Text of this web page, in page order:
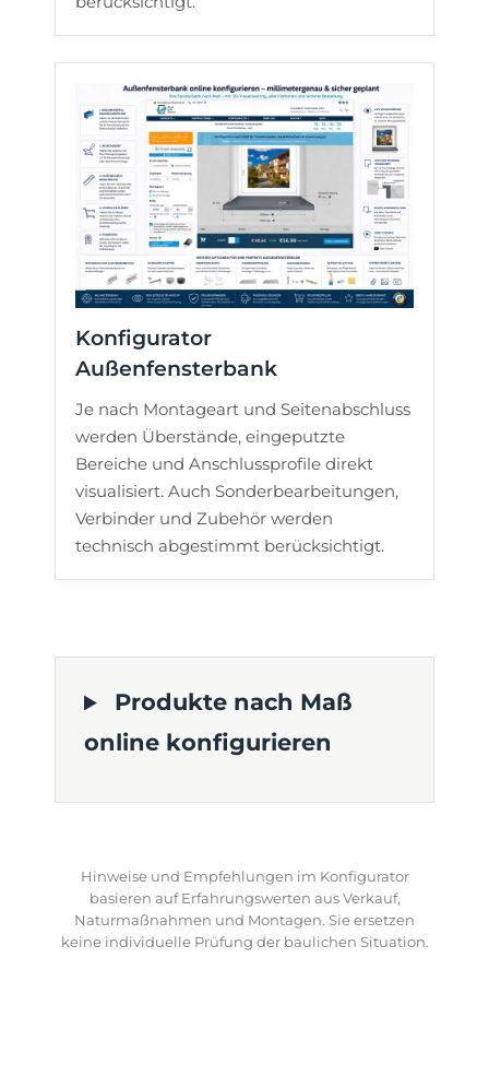
Konfigurator
Außenfensterbank
Je nach Montageart und Seitenabschluss
werden Überstände, eingeputzte
Bereiche und Anschlussprofile direkt
visualisiert. Auch Sonderbearbeitungen,
Verbinder und Zubehör werden
technisch abgestimmt berücksichtigt.
Produkte nach Maß
online konfigurieren
Hinweise und Empfehlungen im Konfigurator
basieren auf Erfahrungswerten aus Verkauf,
Naturmaßnahmen und Montagen. Sie ersetzen
keine individuelle Prüfung der baulichen Situation.